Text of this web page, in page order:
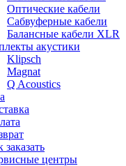
Оптические кабели
Сабвуферные кабели
Балансные кабели XLR
акустики
Klipsch
Magnat
Q Acoustics
заказать
центры